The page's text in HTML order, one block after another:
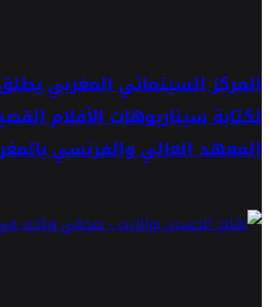
المركز السينمائي المغربي
لكتابة سيناريوهات الأفلام
المعهد العالي والفرنسي